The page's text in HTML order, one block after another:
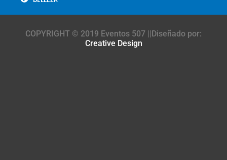
COPYRIGHT © 2019 Eventos 507 ||Diseñado por:
Creative Design